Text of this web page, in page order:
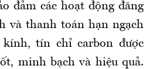
đảm các hoạt động đăng
và thanh toán hạn ngạch
tín chỉ carbon được
minh bạch và hiệu quả.